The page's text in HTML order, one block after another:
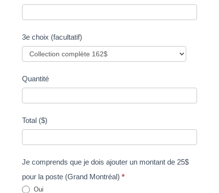
3e choix (facultatif)
Quantité
Total ($)
Je comprends que je dois ajouter un montant de 25$
pour la poste (Grand Montréal) *
Oui